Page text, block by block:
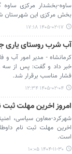
بخش مرکزی این شهرستان
۱۴۰۵-۰۲-۱۷ ۱۷:۱۸
آب شرب روستای یاری
کرمانشاه - مدیر امور آب
خبر داد و گفت: پس از سه
فشار مناسب برقرار شد.
۱۴۰۵-۰۲-۰۴ ۱۲:۳۴
امروز اخرین مهلت ثبت
شهرکرد-معاون سیاسی،
اخرین مهلت ثبت نام
است.
۱۴۰۴-۱۱-۳۰ ۱۰:۰۵